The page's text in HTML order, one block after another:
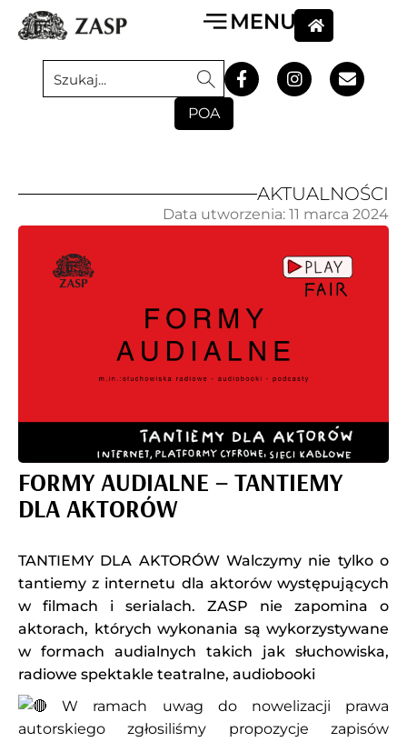
POA
AKTUALNOŚCI
FORMY AUDIALNE – TANTIEMY
DLA AKTORÓW
TANTIEMY DLA AKTORÓW Walczymy nie tylko o
tantiemy z internetu dla aktorów występujących
w filmach i serialach. ZASP nie zapomina o
aktorach, których wykonania są wykorzystywane
w formach audialnych takich jak słuchowiska,
radiowe spektakle teatralne, audiobooki
W ramach uwag do nowelizacji prawa
autorskiego zgłosiliśmy propozycje zapisów
Data utworzenia: 11 marca 2024